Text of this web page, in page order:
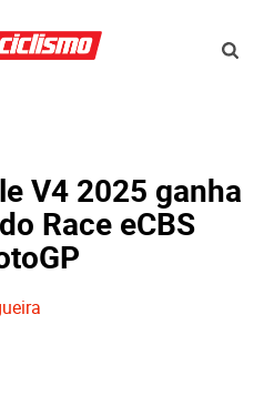
V4 2025 ganha
Race eCBS